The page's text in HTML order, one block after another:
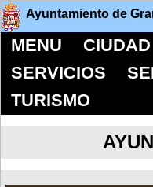
Ayuntamiento de
MENU CIUDAD
SERVICIOS
TURISMO